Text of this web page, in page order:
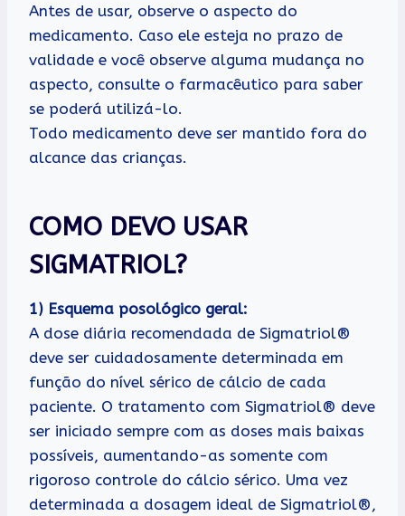
Antes de usar, observe o aspecto do
medicamento. Caso ele esteja no prazo de
validade e você observe alguma mudança no
aspecto, consulte o farmacêutico para saber
se poderá utilizá-lo.
Todo medicamento deve ser mantido fora do
alcance das crianças.
COMO DEVO USAR
SIGMATRIOL?
1) Esquema posológico geral:
A dose diária recomendada de Sigmatriol®
deve ser cuidadosamente determinada em
função do nível sérico de cálcio de cada
paciente. O tratamento com Sigmatriol® deve
ser iniciado sempre com as doses mais baixas
possíveis, aumentando-as somente com
rigoroso controle do cálcio sérico. Uma vez
determinada a dosagem ideal de Sigmatriol®,